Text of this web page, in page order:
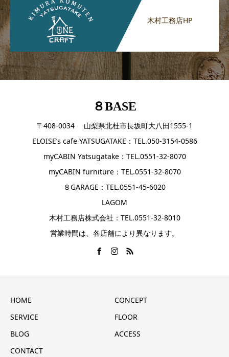
木村工務店HP
８BASE
〒408-0034 山梨県北杜市長坂町大八田1555-1
ELOISE’s cafe YATSUGATAKE：TEL.050-3154-0586
myCABIN Yatsugatake：TEL.0551-32-8070
myCABIN furniture：TEL.0551-32-8070
８GARAGE：TEL.0551-45-6020
LAGOM
木村工務店株式会社：TEL.0551-32-8010
営業時間は、各店舗により異なります。
HOME
CONCEPT
SERVICE
FLOOR
BLOG
ACCESS
CONTACT